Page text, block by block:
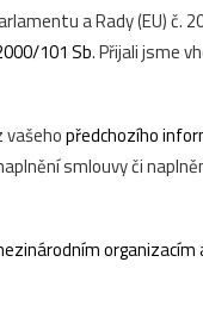
a Rady (EU) č.
101 Sb. Přijali jsme
vašehopředchozího
smlouvy či
organizacím